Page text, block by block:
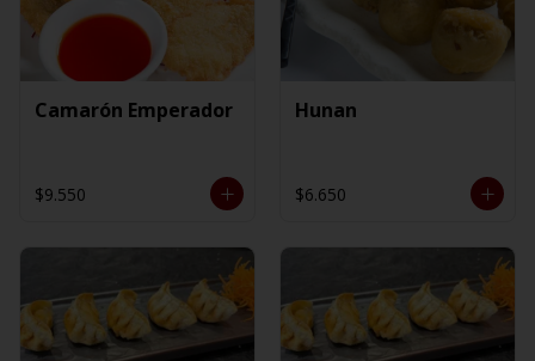
Camarón Emperador
$9.550
Hunan
$6.650